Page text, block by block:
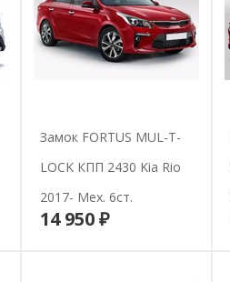
Замок FORTUS MUL-T-
LOCK КПП 2430 Kia Rio
2017- Мех. 6ст.
14 950 ₽В корзину